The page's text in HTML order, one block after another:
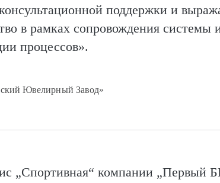
поддержки и
в рамках сопровождения системы
процессов».
Ювелирный Завод»
„Спортивная“ компании „Первый